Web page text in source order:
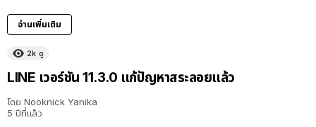
อ่านเพิ่มเติม
2k ดู
LINE เวอร์ชัน 11.3.0 แก้ปัญหาสระลอยแล้ว
โดย Nooknick Yanika
5 ปีที่แล้ว